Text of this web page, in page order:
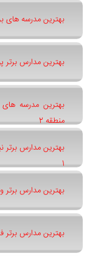
بهترین مدرسه های
بهترین مدارس برتر
بهترین مدرسه های
منطقه 2
بهترین مدارس برتر
1
بهترین مدارس برتر
بهترین مدارس برتر